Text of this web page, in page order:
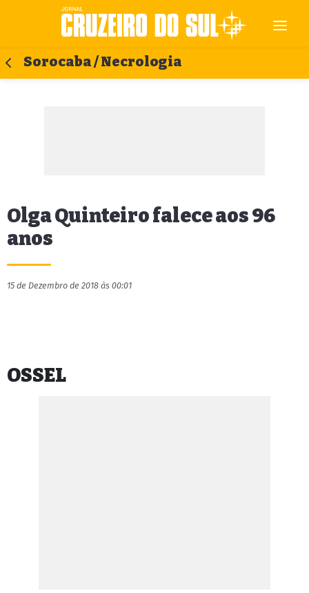
Sorocaba / Necrologia
Olga Quinteiro falece aos 96
anos
15 de Dezembro de 2018 às 00:01
OSSEL